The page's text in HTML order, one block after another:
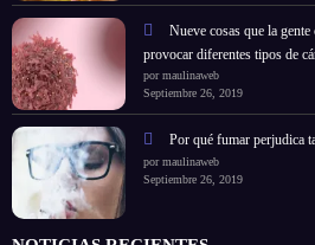
Nueve cosas que la
provocar diferentes tipos de
por maulinaweb
Septiembre 26, 2019
Por qué fumar perjudica
por maulinaweb
Septiembre 26, 2019